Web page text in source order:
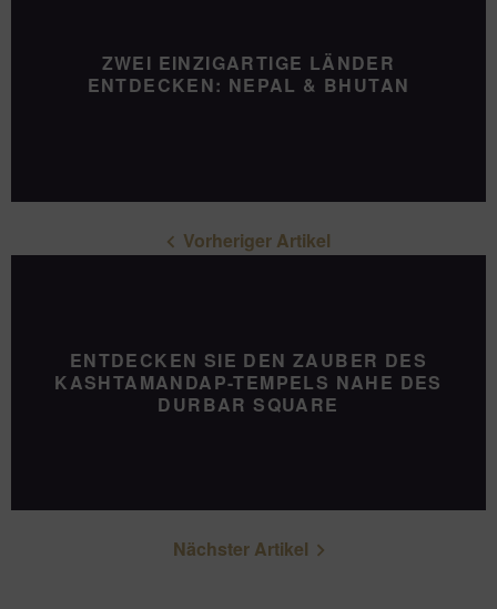
ZWEI EINZIGARTIGE LÄNDER
ENTDECKEN: NEPAL & BHUTAN
Vorheriger Artikel
ENTDECKEN SIE DEN ZAUBER DES
KASHTAMANDAP-TEMPELS NAHE DES
DURBAR SQUARE
Nächster Artikel